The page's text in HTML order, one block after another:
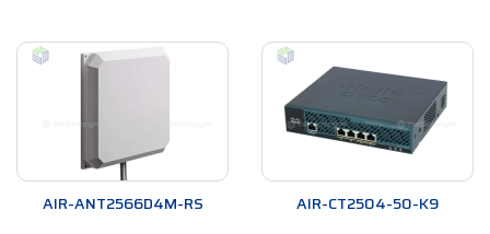
AIR-ANT2566D4M-RS AIR-CT2504-50-K9